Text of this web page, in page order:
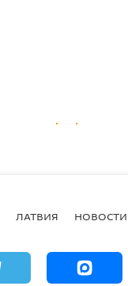
ЛАТВИЯ